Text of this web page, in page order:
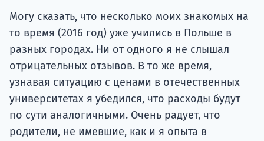
Могу сказать, что несколько моих знакомых на
то время (2016 год) уже учились в Польше в
разных городах. Ни от одного я не слышал
отрицательных отзывов. В то же время,
узнавая ситуацию с ценами в отечественных
университетах я убедился, что расходы будут
по сути аналогичными. Очень радует, что
родители, не имевшие, как и я опыта в